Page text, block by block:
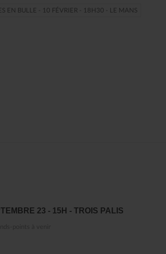
EN BULLE - 10 FÉVRIER - 18H30 - LE MANS
23 - 15H - TROIS PALIS